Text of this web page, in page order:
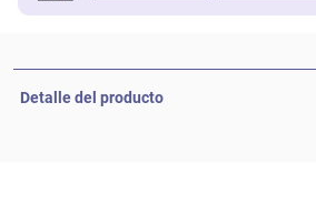
Detalle del producto